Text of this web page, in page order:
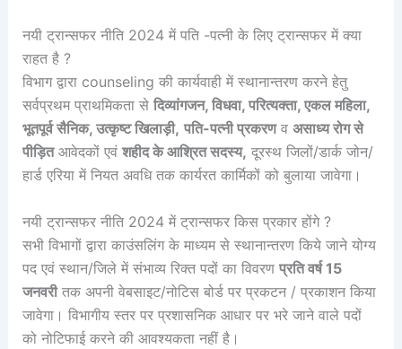
नयी ट्रान्सफर नीति 2024 में पति -पत्नी के लिए ट्रान्सफर में क्या
राहत है ?
विभाग द्वारा counseling की कार्यवाही में स्थानान्तरण करने हेतु
सर्वप्रथम प्राथमिकता से दिव्यांगजन, विधवा, परित्यक्ता, एकल महिला,
भूतपूर्व सैनिक, उत्कृष्ट खिलाड़ी, पति-पत्नी प्रकरणव असाध्य रोग से
पीड़ितआवेदकों एवं शहीद के आश्रित सदस्य, दूरस्थ जिलों/डार्क जोन/
हार्ड एरिया में नियत अवधि तक कार्यरत कार्मिकों को बुलाया जावेगा।
नयी ट्रान्सफर नीति 2024 में ट्रान्सफर किस प्रकार होंगे ?
सभी विभागों द्वारा काउंसलिंग के माध्यम से स्थानान्तरण किये जाने योग्य
पद एवं स्थान/जिले में संभाव्य रिक्त पदों का विवरण प्रति वर्ष 15
जनवरीतक अपनी वेबसाइट/नोटिस बोर्ड पर प्रकटन / प्रकाशन किया
जावेगा। विभागीय स्तर पर प्रशासनिक आधार पर भरे जाने वाले पदों
को नोटिफाई करने की आवश्यकता नहीं है।